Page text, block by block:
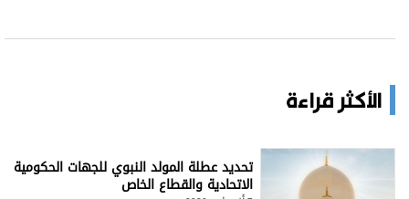
الأكثر قراءة
تحديد عطلة المولد النبوي للجهات الحكومية
الاتحادية والقطاع الخاص